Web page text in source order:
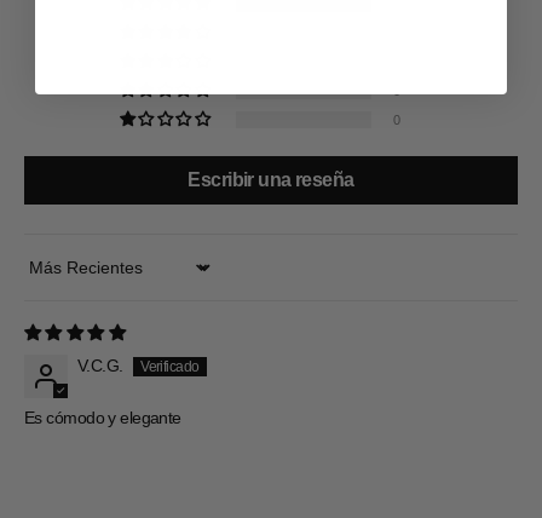
0
Escribir una reseña
Sort by
V.C.G.
Es cómodo y elegante